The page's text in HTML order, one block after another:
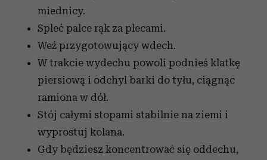
miednicy.
Spleć palce rąk za plecami.
Weź przygotowujący wdech.
W trakcie wydechu powoli podnieś klatkę
piersiową i odchyl barki do tyłu, ciągnąc
ramiona w dół.
Stój całymi stopami stabilnie na ziemi i
wyprostuj kolana.
Gdy będziesz koncentrować się oddechu,